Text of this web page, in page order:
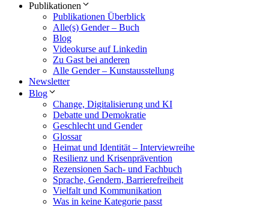
Publikationen
Publikationen Überblick
Alle(s) Gender – Buch
Blog
Videokurse auf Linkedin
Zu Gast bei anderen
Alle Gender – Kunstausstellung
Newsletter
Blog
Change, Digitalisierung und KI
Debatte und Demokratie
Geschlecht und Gender
Glossar
Heimat und Identität – Interviewreihe
Resilienz und Krisenprävention
Rezensionen Sach- und Fachbuch
Sprache, Gendern, Barrierefreiheit
Vielfalt und Kommunikation
Was in keine Kategorie passt